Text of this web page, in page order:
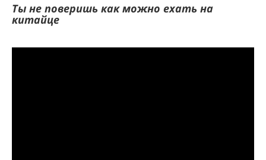
Ты не поверишь как можно ехать на
китайце